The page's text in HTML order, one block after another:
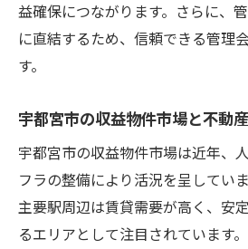
益確保につながります。さらに、
に直結するため、信頼できる管理
す。
宇都宮市の収益物件市場と不動
宇都宮市の収益物件市場は近年、
フラの整備により活況を呈してい
主要駅周辺は賃貸需要が高く、安
るエリアとして注目されています。